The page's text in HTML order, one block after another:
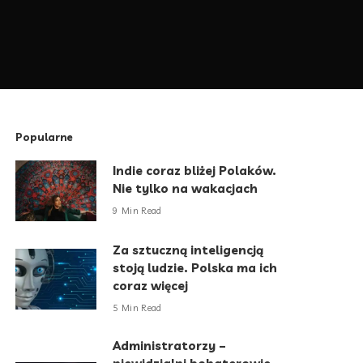
Popularne
Indie coraz bliżej Polaków.
Nie tylko na wakacjach
9 Min Read
Za sztuczną inteligencją
stoją ludzie. Polska ma ich
coraz więcej
5 Min Read
Administratorzy –